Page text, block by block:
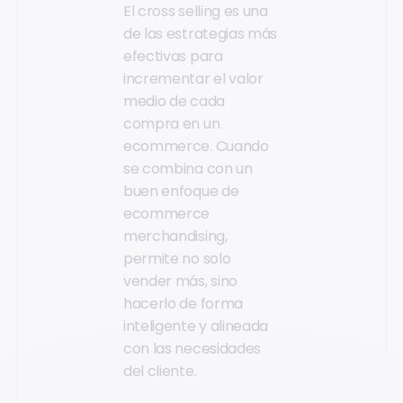
El cross selling es una
de las estrategias más
efectivas para
incrementar el valor
medio de cada
compra en un
ecommerce. Cuando
se combina con un
buen enfoque de
ecommerce
merchandising,
permite no solo
vender más, sino
hacerlo de forma
inteligente y alineada
con las necesidades
del cliente.